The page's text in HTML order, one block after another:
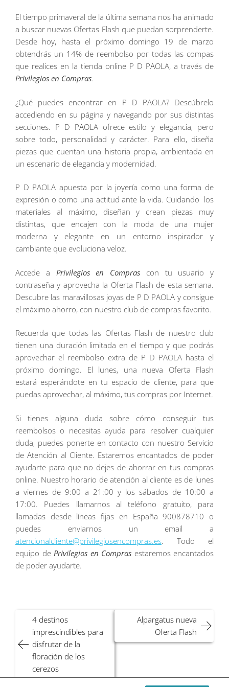
El tiempo primaveral de la última semana nos ha animado
a buscar nuevas Ofertas Flash que puedan sorprenderte.
Desde hoy, hasta el próximo domingo 19 de marzo
obtendrás un 14% de reembolso por todas las compas
que realices en la tienda online P D PAOLA, a través de
Privilegios en Compras.
¿Qué puedes encontrar en P D PAOLA? Descúbrelo
accediendo en su página y navegando por sus distintas
secciones. P D PAOLA ofrece estilo y elegancia, pero
sobre todo, personalidad y carácter. Para ello, diseña
piezas que cuentan una historia propia, ambientada en
un escenario de elegancia y modernidad.
P D PAOLA apuesta por la joyería como una forma de
expresión o como una actitud ante la vida. Cuidando los
materiales al máximo, diseñan y crean piezas muy
distintas, que encajen con la moda de una mujer
moderna y elegante en un entorno inspirador y
cambiante que evoluciona veloz.
Accede a Privilegios en Compras con tu usuario y
contraseña y aprovecha la Oferta Flash de esta semana.
Descubre las maravillosas joyas de P D PAOLA y consigue
el máximo ahorro, con nuestro club de compras favorito.
Recuerda que todas las Ofertas Flash de nuestro club
tienen una duración limitada en el tiempo y que podrás
aprovechar el reembolso extra de P D PAOLA hasta el
próximo domingo. El lunes, una nueva Oferta Flash
estará esperándote en tu espacio de cliente, para que
puedas aprovechar, al máximo, tus compras por Internet.
Si tienes alguna duda sobre cómo conseguir tus
reembolsos o necesitas ayuda para resolver cualquier
duda, puedes ponerte en contacto con nuestro Servicio
de Atención al Cliente. Estaremos encantados de poder
ayudarte para que no dejes de ahorrar en tus compras
online. Nuestro horario de atención al cliente es de lunes
a viernes de 9:00 a 21:00 y los sábados de 10:00 a
17:00. Puedes llamarnos al teléfono gratuito, para
llamadas desde líneas fijas en España 900878710 o
puedes enviarnos un email a
atencionalcliente@privilegiosencompras.es. Todo el
equipo de Privilegios en Compras estaremos encantados
de poder ayudarte.
Navegación
entradas
4 destinos
imprescindibles para
disfrutar de la
floración de los
cerezos
Alpargatus nueva
Oferta Flash